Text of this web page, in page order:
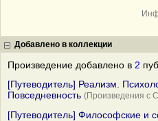
Добавлено в коллекции
Произведение добавлено в 2
[Путеводитель] Реализм.
Повседневность (Произведения с
[Путеводитель] Философские и